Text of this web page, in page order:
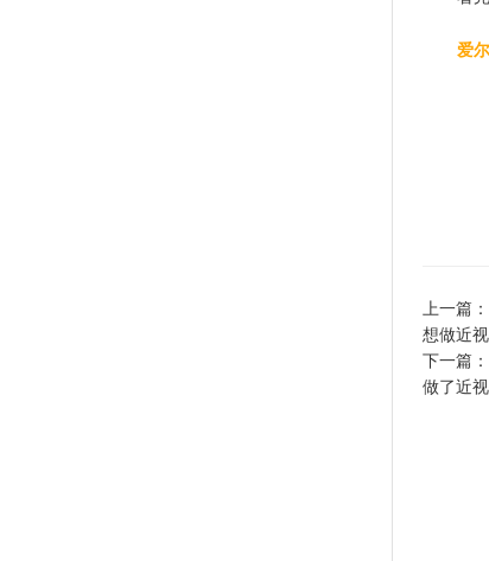
爱
上一篇：
想做近
下一篇：
做了近